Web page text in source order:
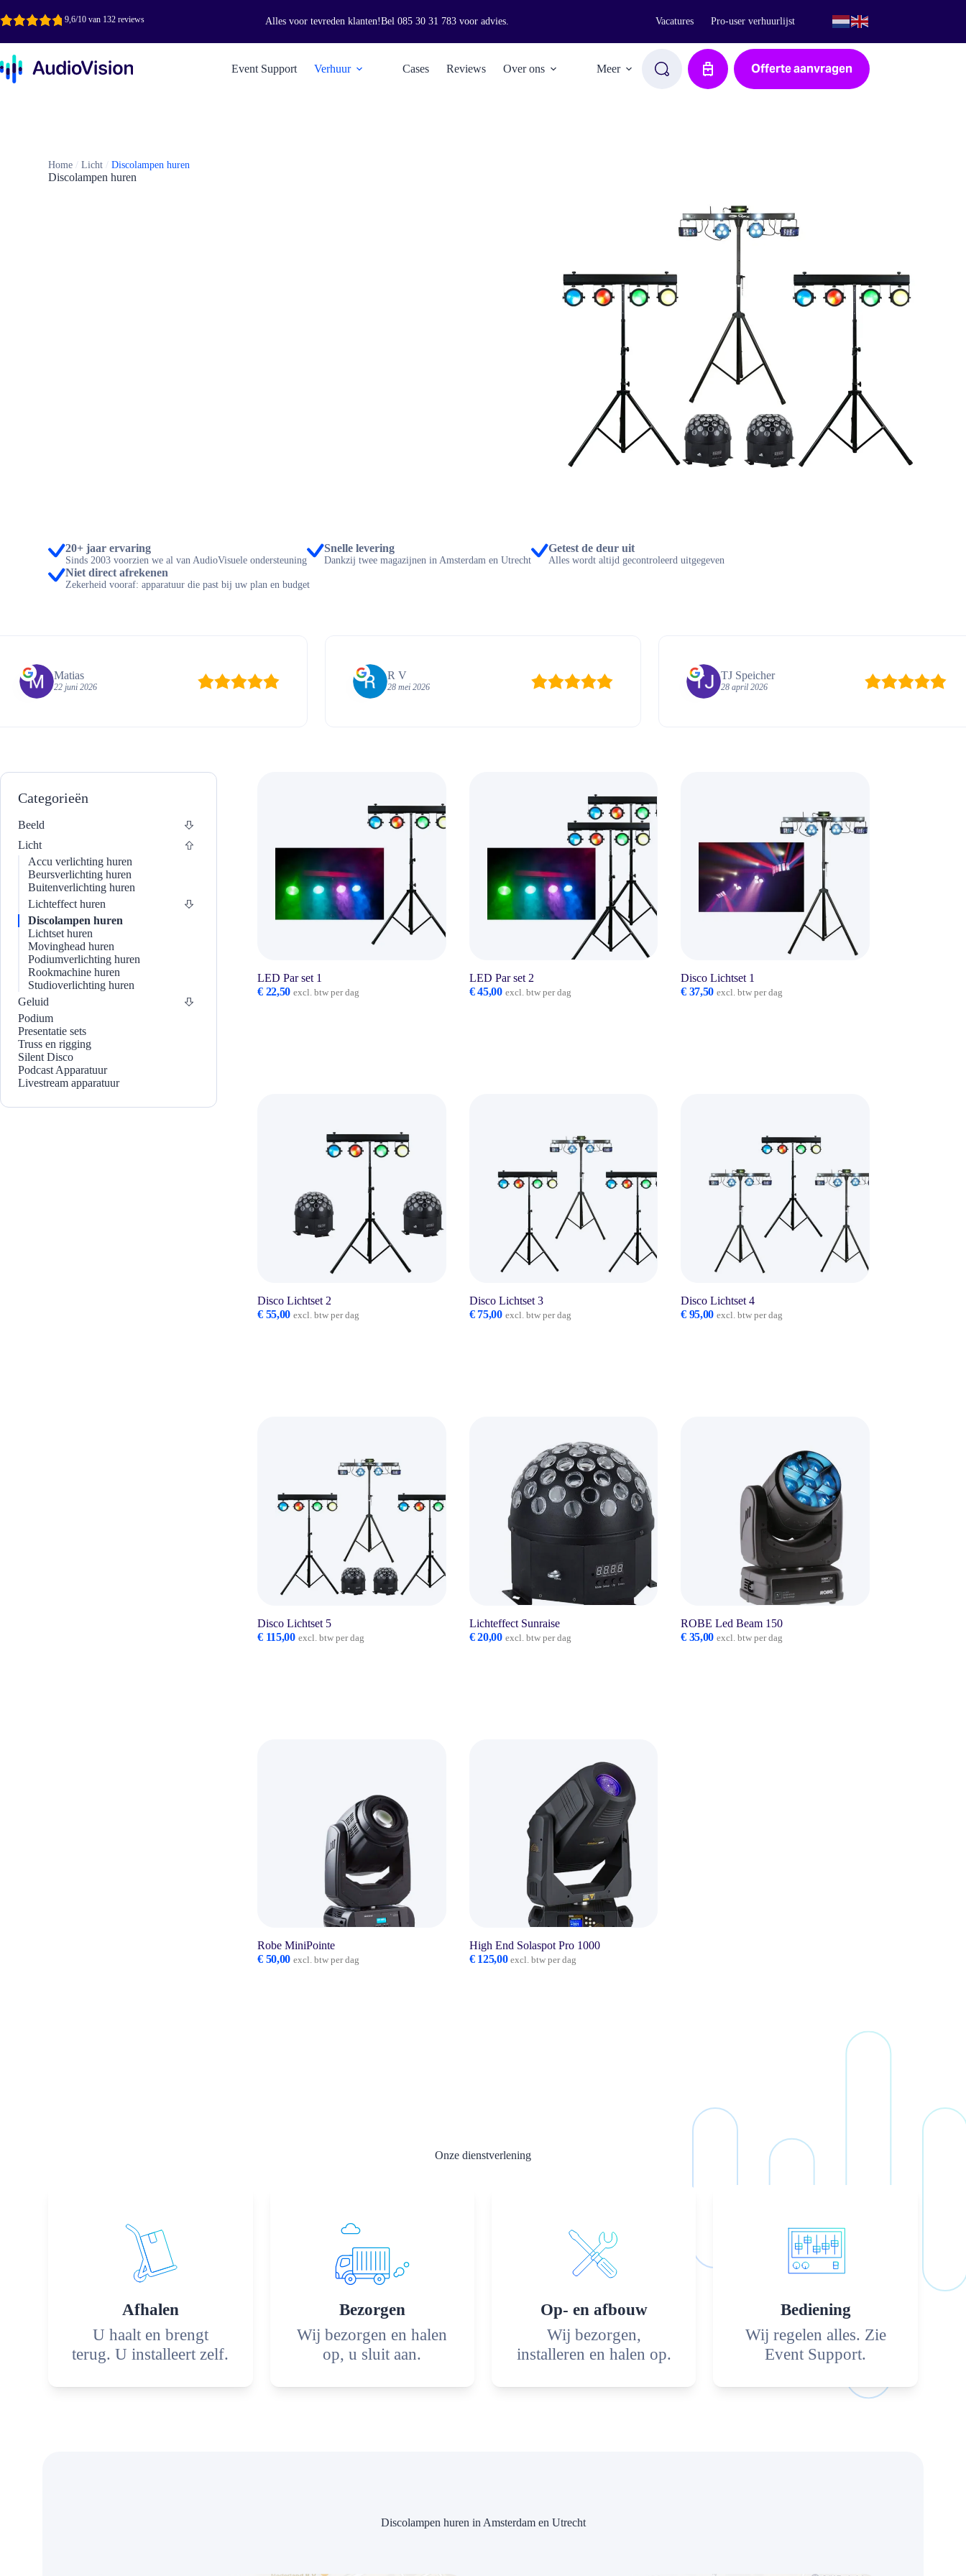
naar
inhoud
9,6/10 van 132 reviews Alles voor tevreden klanten!Bel 085 30 31 783voor advies. Vacatures Pro-user verhuurlijst
Event Support Verhuur Cases Reviews Over ons Meer Aanvraag Offerte aanvragen
Home /Licht /Discolampen huren
Discolampen huren
20+ jaar ervaring
Sinds 2003 voorzien we al van AudioVisuele ondersteuning
Snelle levering
Dankzij twee magazijnen in Amsterdam en Utrecht
Getest de deur uit
Alles wordt altijd gecontroleerd uitgegeven
Niet direct afrekenen
Zekerheid vooraf: apparatuur die past bij uw plan en budget
Matias
22 juni 2026
R V
28 mei 2026
TJ Speicher
28 april 2026
LED Par set 1
€ 22,50 excl. btw per dag
LED Par set 2
€45,00 excl. btw per dag
Disco Lichtset 1
€37,50 excl. btw per dag
Disco Lichtset 2
€ 55,00 excl. btw per dag
Disco Lichtset 3
€75,00 excl. btw per dag
Disco Lichtset 4
€95,00 excl. btw per dag
Disco Lichtset 5
€ 115,00 excl. btw per dag
Lichteffect Sunraise
€20,00 excl. btw per dag
ROBE Led Beam 150
€35,00 excl. btw per dag
Robe MiniPointe
€ 50,00 excl. btw per dag
High End Solaspot Pro 1000
€125,00 excl. btw per dag
Categorieën
Beeld
Licht
Accu verlichting huren
Beursverlichting huren
Buitenverlichting huren
Lichteffect huren
Discolampen huren
Lichtset huren
Movinghead huren
Podiumverlichting huren
Rookmachine huren
Studioverlichting huren
Geluid
Podium
Presentatie sets
Truss en rigging
Silent Disco
Podcast Apparatuur
Livestream apparatuur
Onze dienstverlening
Afhalen
U haalt en brengt
terug. U installeert zelf.
Bezorgen
Wij bezorgen en halen
op, u sluit aan.
Op- en afbouw
Wij bezorgen,
installeren en halen op.
Bediening
Wij regelen alles. Zie
Event Support.
Discolampen huren in Amsterdam en Utrecht